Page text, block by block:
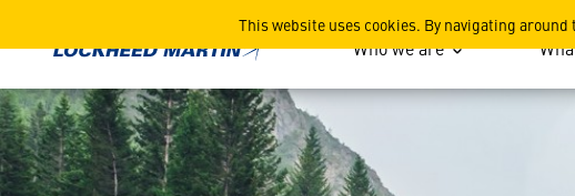
This website uses cookies. By navigating
Who we are